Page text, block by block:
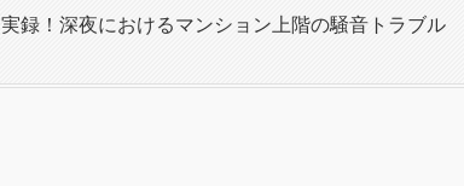
実録！深夜におけるマンション上階の騒音トラブル